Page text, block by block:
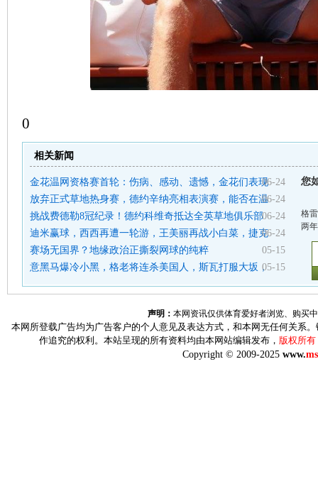
0
相关新闻
金花温网资格赛首轮：伤病、感动、遗憾，金花们表现06-24
放弃正式草地热身赛，德约辛纳亮相表演赛，能否在温06-24
挑战费德勒8冠纪录！德约科维奇抵达全英草地俱乐部06-24
迪米赢球，西西再遭一轮游，王美丽再战小白菜，捷克06-24
赛场无国界？地缘政治正撕裂网球的纯粹
05-15
意黑马爆冷小黑，格老将连杀美国人，斯瓦打服大坂，05-15
您
格
两年
声明： 本网资讯仅供体育爱好者浏览、购买
本网所登载广告均为广告客户的个人意见及表达方式，和本网无任何关系
作追究的权利。本站呈现的所有资料均由本网站编辑发布， 版权所有
Copyright © 2009-2025 www.